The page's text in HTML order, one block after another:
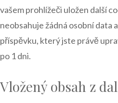
vašem prohlížeči uložen další
neobsahuje žádná osobní data
příspěvku, který jste právě
po 1 dni.
Vložený obsah z